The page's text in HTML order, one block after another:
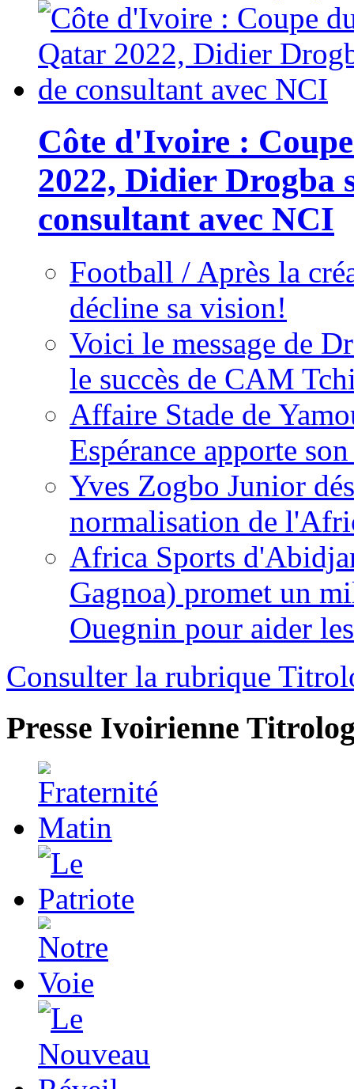
Côte d'Ivoire :
2022, Didier Drogba
consultant avec NCI
Football / Après la
décline sa vision!
Voici le message de
le succès de CAM
Affaire Stade de
Espérance apporte
Yves Zogbo Junior
normalisation de
Africa Sports
Gagnoa) promet un
Ouegnin pour aider
Consulter la rubrique
Presse Ivoirienne